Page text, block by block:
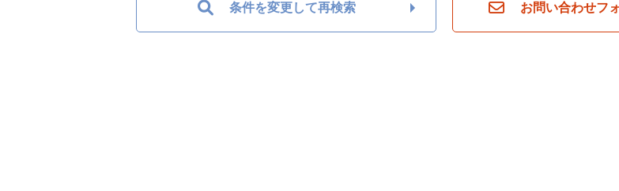
条件を変更して再検索 お問い合わせフ